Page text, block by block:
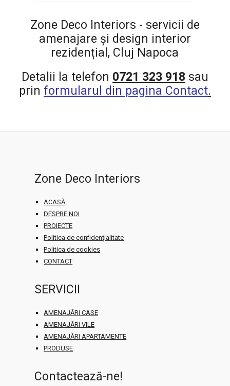
Zone Deco Interiors - servicii de
amenajare și design interior
rezidențial, Cluj Napoca
Detalii la telefon 0721 323 918 sau
prin formularul din pagina Contact.
Zone Deco Interiors
ACASĂ
DESPRE NOI
PROIECTE
Politica de confidențialitate
Politica de cookies
CONTACT
SERVICII
AMENAJĂRI CASE
AMENAJĂRI VILE
AMENAJĂRI APARTAMENTE
PRODUSE
Contactează-ne!